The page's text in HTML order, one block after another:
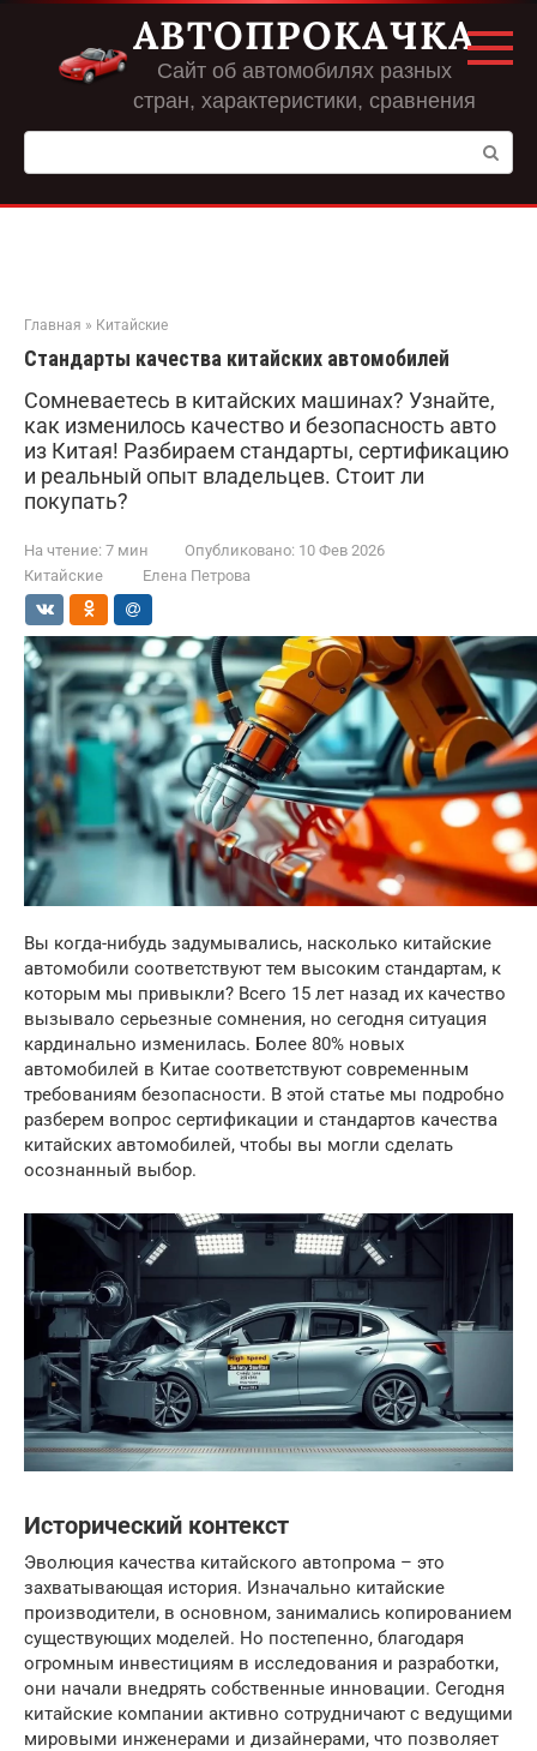
Перейти
контенту
АВТОПРОКАЧКА
Сайт об автомобилях разных
стран, характеристики, сравнения
Поиск:
Главная » Китайские
Стандарты качества китайских автомобилей
Сомневаетесь в китайских машинах? Узнайте,
как изменилось качество и безопасность авто
из Китая! Разбираем стандарты, сертификацию
и реальный опыт владельцев. Стоит ли
покупать?
На чтение: 7 мин Опубликовано: 10 Фев 2026
Китайские
Елена Петрова
Вы когда-нибудь задумывались, насколько китайские
автомобили соответствуют тем высоким стандартам, к
которым мы привыкли? Всего 15 лет назад их качество
вызывало серьезные сомнения, но сегодня ситуация
кардинально изменилась. Более 80% новых
автомобилей в Китае соответствуют современным
требованиям безопасности. В этой статье мы подробно
разберем вопрос сертификации и стандартов качества
китайских автомобилей, чтобы вы могли сделать
осознанный выбор.
Исторический контекст
Эволюция качества китайского автопрома – это
захватывающая история. Изначально китайские
производители, в основном, занимались копированием
существующих моделей. Но постепенно, благодаря
огромным инвестициям в исследования и разработки,
они начали внедрять собственные инновации. Сегодня
китайские компании активно сотрудничают с ведущими
мировыми инженерами и дизайнерами, что позволяет